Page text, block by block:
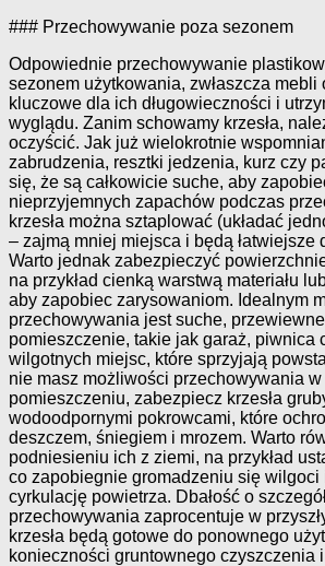
### Przechowywanie poza sezonem
Odpowiednie przechowywanie
sezonem użytkowania, zwłaszcza mebli
kluczowe dla ich długowieczności i
wyglądu. Zanim schowamy krzesła,
oczyścić. Jak już wielokrotnie
zabrudzenia, resztki jedzenia, kurz czy
się, że są całkowicie suche, aby
nieprzyjemnych zapachów podczas
krzesła można sztaplować (układać
– zajmą mniej miejsca i będą łatwiejsze
Warto jednak zabezpieczyć
na przykład cienką warstwą materiału
aby zapobiec zarysowaniom. Idealnym
przechowywania jest suche,
pomieszczenie, takie jak garaż, piwnica
wilgotnych miejsc, które sprzyjają
nie masz możliwości przechowywania
pomieszczeniu, zabezpiecz krzesła
wodoodpornymi pokrowcami, które
deszczem, śniegiem i mrozem. Warto
podniesieniu ich z ziemi, na przykład
co zapobiegnie gromadzeniu się wilgoci
cyrkulację powietrza. Dbałość o
przechowywania zaprocentuje w
krzesła będą gotowe do ponownego
konieczności gruntownego czyszczenia